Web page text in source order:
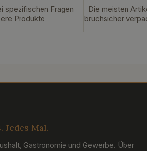
spezifischen Fragen
Produkte
Die meisten
bruchsicher
Jedes Mal.
Gastronomie und Gewerbe. Über